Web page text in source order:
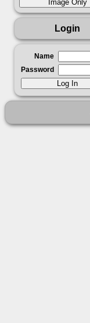
Login
Name
Password